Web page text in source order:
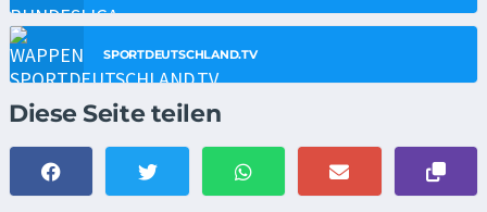
SPORTDEUTSCHLAND.TV
Diese Seite teilen